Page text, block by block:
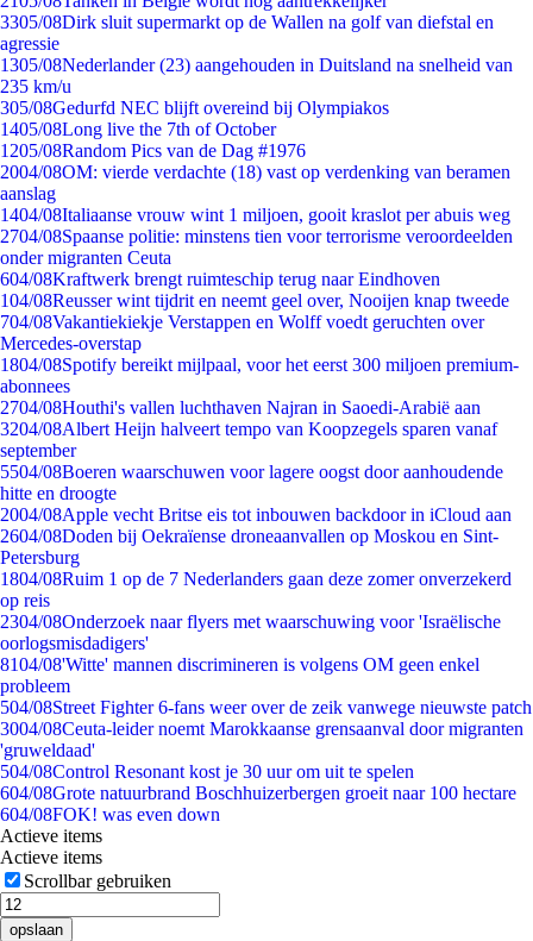
3305/08Dirk sluit supermarkt op de Wallen na golf van diefstal en
agressie
1305/08Nederlander (23) aangehouden in Duitsland na snelheid van
235 km/u
305/08Gedurfd NEC blijft overeind bij Olympiakos
1405/08Long live the 7th of October
1205/08Random Pics van de Dag #1976
2004/08OM: vierde verdachte (18) vast op verdenking van beramen
aanslag
1404/08Italiaanse vrouw wint 1 miljoen, gooit kraslot per abuis weg
2704/08Spaanse politie: minstens tien voor terrorisme veroordeelden
onder migranten Ceuta
604/08Kraftwerk brengt ruimteschip terug naar Eindhoven
104/08Reusser wint tijdrit en neemt geel over, Nooijen knap tweede
704/08Vakantiekiekje Verstappen en Wolff voedt geruchten over
Mercedes-overstap
1804/08Spotify bereikt mijlpaal, voor het eerst 300 miljoen premium-
abonnees
2704/08Houthi's vallen luchthaven Najran in Saoedi-Arabië aan
3204/08Albert Heijn halveert tempo van Koopzegels sparen vanaf
september
5504/08Boeren waarschuwen voor lagere oogst door aanhoudende
hitte en droogte
2004/08Apple vecht Britse eis tot inbouwen backdoor in iCloud aan
2604/08Doden bij Oekraïense droneaanvallen op Moskou en Sint-
Petersburg
1804/08Ruim 1 op de 7 Nederlanders gaan deze zomer onverzekerd
op reis
2304/08Onderzoek naar flyers met waarschuwing voor 'Israëlische
oorlogsmisdadigers'
8104/08'Witte' mannen discrimineren is volgens OM geen enkel
probleem
504/08Street Fighter 6-fans weer over de zeik vanwege nieuwste patch
3004/08Ceuta-leider noemt Marokkaanse grensaanval door migranten
'gruweldaad'
504/08Control Resonant kost je 30 uur om uit te spelen
604/08Grote natuurbrand Boschhuizerbergen groeit naar 100 hectare
604/08FOK! was even down
Actieve items
Actieve items
Scrollbar gebruiken
opslaan